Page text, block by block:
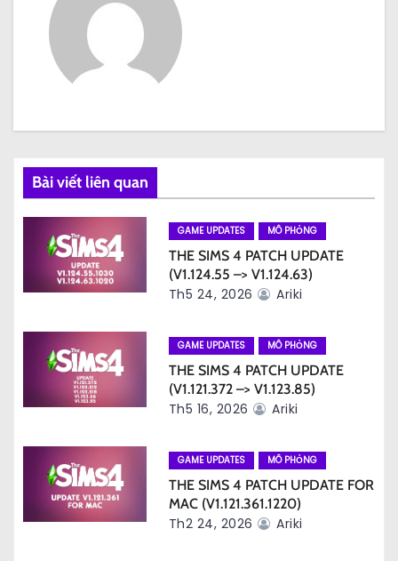
b
v
i
t
Bài viết liên quan
GAME UPDATES MÔ PHỎNG
THE SIMS 4 PATCH UPDATE
(V1.124.55 –> V1.124.63)
Th5 24, 2026 Ariki
GAME UPDATES MÔ PHỎNG
THE SIMS 4 PATCH UPDATE
(V1.121.372 –> V1.123.85)
Th5 16, 2026 Ariki
GAME UPDATES MÔ PHỎNG
THE SIMS 4 PATCH UPDATE FOR
MAC (V1.121.361.1220)
Th2 24, 2026 Ariki